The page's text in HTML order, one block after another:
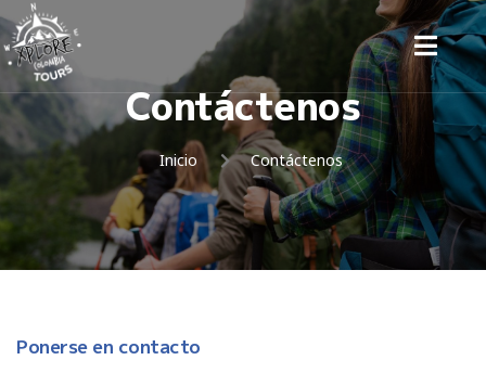
Contáctenos
Inicio Contáctenos
Ponerse en contacto